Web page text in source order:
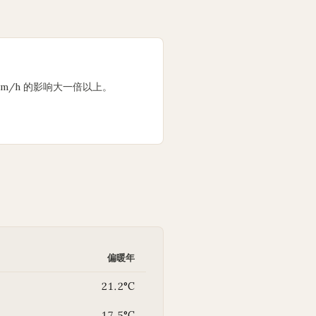
h 的影响大一倍以上。
偏暖年
21.2°C